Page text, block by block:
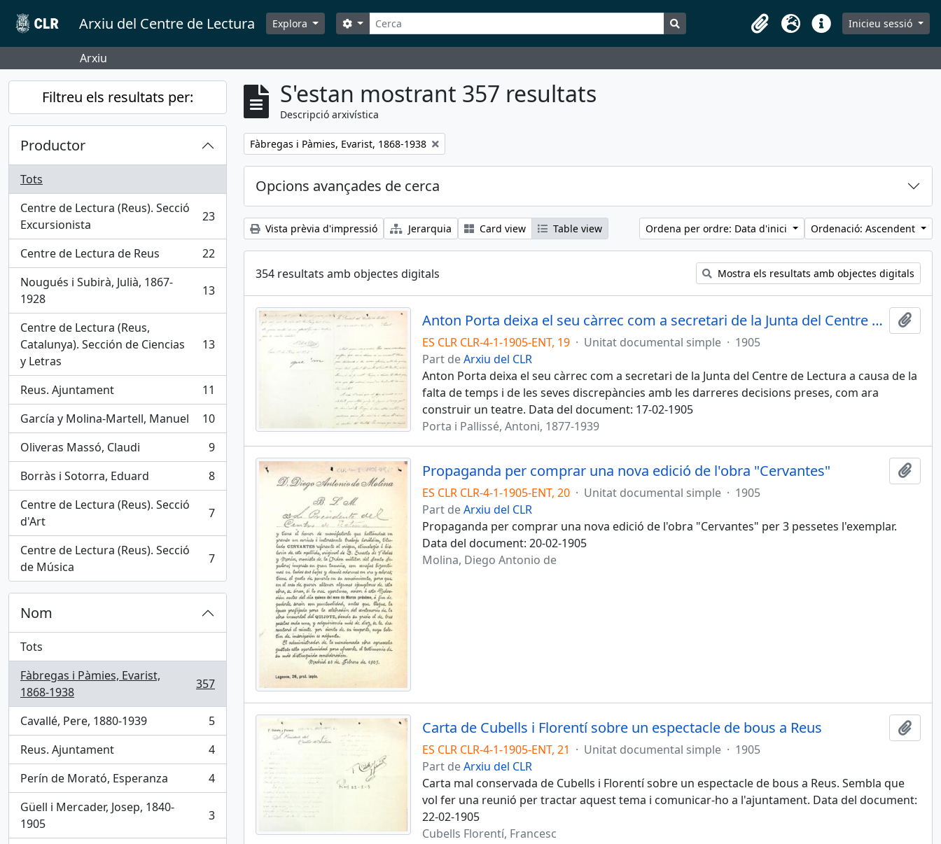
Skip to main content
Arxiu del Centre de Lectura Explora Cerca
Search options Search in browse page
Portaretalls
IdiomaDreceresInicieu sessió
Arxiu
Filtreu els resultats per:
Productor
Tots
Centre de Lectura (Reus). Secció
Excursionista
, 23 results 23
Centre de Lectura de Reus
, 22 results
22
Nougués i Subirà, Julià, 1867-
1928
, 13 results 13
Centre de Lectura (Reus,
Catalunya). Sección de Ciencias
y Letras
, 13 results 13
Reus. Ajuntament
, 11 results
11
García y Molina-Martell, Manuel
, 10 results
10
Oliveras Massó, Claudi
, 9 results
9
Borràs i Sotorra, Eduard
, 8 results
8
Centre de Lectura (Reus). Secció
d'Art
, 7 results 7
Centre de Lectura (Reus). Secció
de Música
, 7 results 7
Nom
Tots
Fàbregas i Pàmies, Evarist,
1868-1938
, 357 results 357
Cavallé, Pere, 1880-1939
, 5 results
5
Reus. Ajuntament
, 4 results
4
Perín de Morató, Esperanza
, 4 results
4
Güell i Mercader, Josep, 1840-
1905
, 3 results 3
S'estan mostrant 357 resultats
Descripció arxivística
Remove filter:
Fàbregas i Pàmies, Evarist, 1868-1938
Opcions avançades de cerca
Vista prèvia d'impressió Jerarquia Card view Table view Ordena per ordre: Data d'inici Ordenació: Ascendent
354 resultats amb objectes digitals Mostra els resultats amb objectes digitals
Anton Porta deixa el seu càrrec com a secretari de la Junta del Centre de Lectura
ES CLR CLR-4-1-1905-ENT, 19 · Unitat documental simple · 1905
Part deArxiu del CLR
Anton Porta deixa el seu càrrec com a secretari de la Junta del Centre de Lectura a causa de la
falta de temps i de les seves discrepàncies amb les darreres decisions preses, com ara
construir un teatre. Data del document: 17-02-1905
Porta i Pallissé, Antoni, 1877-1939
Propaganda per comprar una nova edició de l'obra "Cervantes"
ES CLR CLR-4-1-1905-ENT, 20 · Unitat documental simple · 1905
Part deArxiu del CLR
Propaganda per comprar una nova edició de l'obra "Cervantes" per 3 pessetes l'exemplar.
Data del document: 20-02-1905
Molina, Diego Antonio de
Carta de Cubells i Florentí sobre un espectacle de bous a Reus
ES CLR CLR-4-1-1905-ENT, 21 · Unitat documental simple · 1905
Part deArxiu del CLR
Carta mal conservada de Cubells i Florentí sobre un espectacle de bous a Reus. Sembla que
vol fer una reunió per tractar aquest tema i comunicar-ho a l'ajuntament. Data del document:
22-02-1905
Cubells Florentí, Francesc